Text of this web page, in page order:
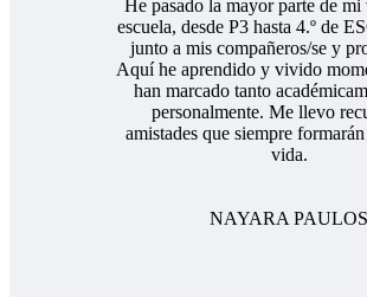
He pasado la mayor parte de mi
escuela, desde P3 hasta 4.º de
junto a mis compañeros/se y
Aquí he aprendido y vivido
han marcado tanto
personalmente. Me llevo
amistades que siempre
vida.
NAYARA PAULOS